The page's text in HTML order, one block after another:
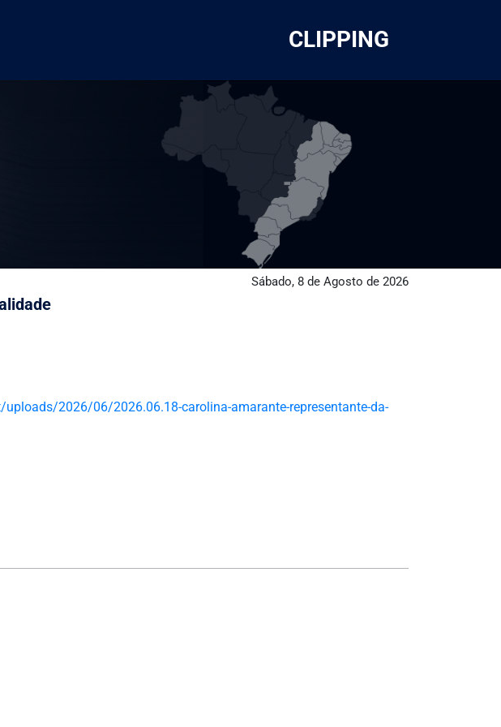
CLIPPING
Sábado, 8 de Agosto de 2026
2026/06/2026.06.18-carolina-amarante-representante-da-